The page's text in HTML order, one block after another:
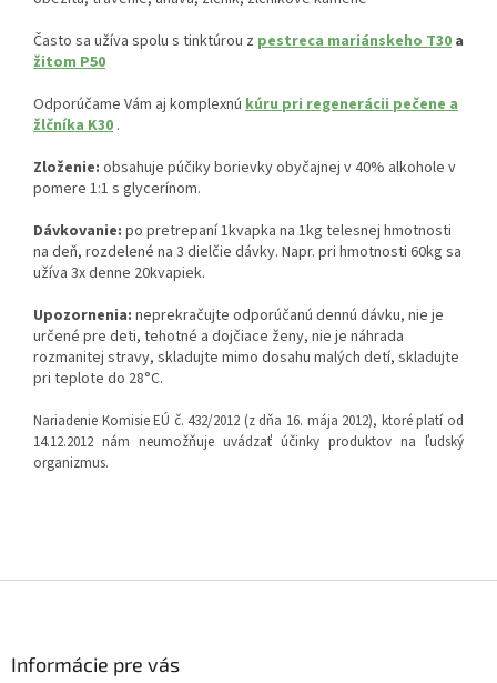
Často sa užíva spolu s tinktúrou z pestreca mariánskeho T30 a
žitom P50
Odporúčame Vám aj komplexnú kúru pri regenerácii pečene a
žlčníka K30 .
Zloženie: obsahuje púčiky borievky obyčajnej v 40% alkohole v
pomere 1:1 s glycerínom.
Dávkovanie: po pretrepaní 1kvapka na 1kg telesnej hmotnosti
na deň, rozdelené na 3 dielčie dávky. Napr. pri hmotnosti 60kg sa
užíva 3x denne 20kvapiek.
Upozornenia: neprekračujte odporúčanú dennú dávku, nie je
určené pre deti, tehotné a dojčiace ženy, nie je náhrada
rozmanitej stravy, skladujte mimo dosahu malých detí, skladujte
pri teplote do 28°C.
Nariadenie Komisie EÚ č. 432/2012 (z dňa 16. mája 2012), ktoré platí od
14.12.2012 nám neumožňuje uvádzať účinky produktov na ľudský
organizmus.
Informácie pre vás